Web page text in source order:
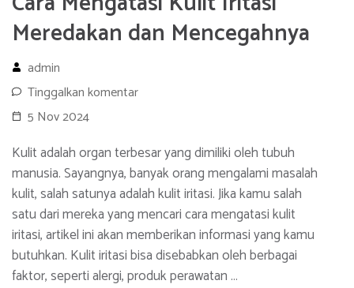
Meredakan dan Mencegahnya
admin
Tinggalkan komentar
5 Nov 2024
Kulit adalah organ terbesar yang dimiliki oleh tubuh
manusia. Sayangnya, banyak orang mengalami masalah
kulit, salah satunya adalah kulit iritasi. Jika kamu salah
satu dari mereka yang mencari cara mengatasi kulit
iritasi, artikel ini akan memberikan informasi yang kamu
butuhkan. Kulit iritasi bisa disebabkan oleh berbagai
faktor, seperti alergi, produk perawatan …